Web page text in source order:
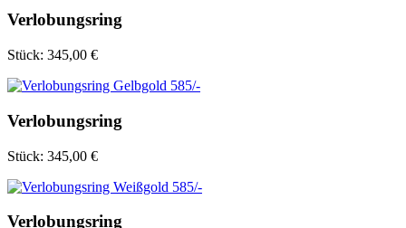
Verlobungsring
Stück: 345,00 €
Verlobungsring
Stück: 345,00 €
Verlobungsring